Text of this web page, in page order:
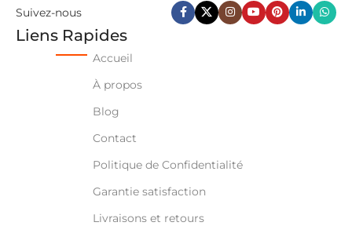
Suivez-nous
Liens Rapides
Accueil
À propos
Blog
Contact
Politique de Confidentialité
Garantie satisfaction
Livraisons et retours